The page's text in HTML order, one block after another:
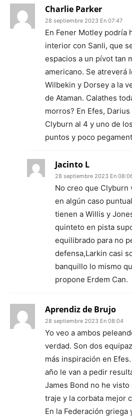
Charlie Parker
28 septiembre 2023 En 07:47
En Fener Motley podría
interior con Sanli, que
espacios a un pívot tan
americano. Se atreverá
Wilbekin y Dorsey a la
de Ataman. Calathes
morros? En Efes,
Clyburn al 4 y uno de
puntos y poco
Jacinto L
28 septiembre 2023 En
No creo que Clyburn
en algún caso
tienen a Willis y
quinteto en pista
equilibrado para no
defensa,Larkin casi
banquillo lo mismo
propone Erdem Can.
Aprendiz de Brujo
28 septiembre 2023 En 08:04
Yo veo a ambos
verdad. Son dos
más inspiración en
año le van a pedir
James Bond no he
traje y la corbata mejor
En la Federación